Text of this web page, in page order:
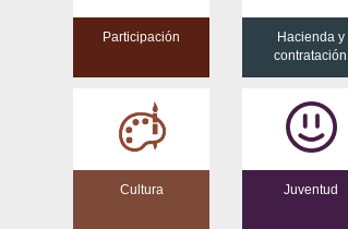
Participación
Hacienda y
contratación
Cultura Juventud